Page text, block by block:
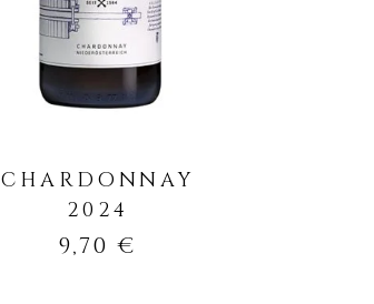
CHARDONNAY
2024
9,70€